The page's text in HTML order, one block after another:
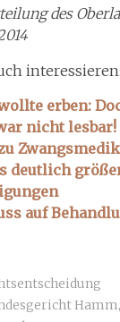
des
interessieren:
erben:
nicht lesbar!
deutlich
auf
Hamm,